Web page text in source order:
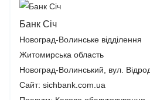
Банк Січ
Новоград-Волинське відділення
Житомирська область
Новоград-Волинський, вул.
Сайт: sichbank.com.ua